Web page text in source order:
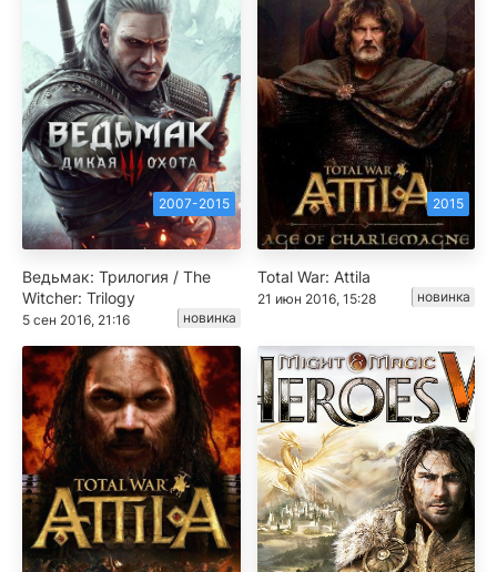
2007-2015
Ведьмак: Трилогия / The
Witcher: Trilogy
5 сен 2016, 21:16 новинка
2015
Total War: Attila
21 июн 2016, 15:28 новинка